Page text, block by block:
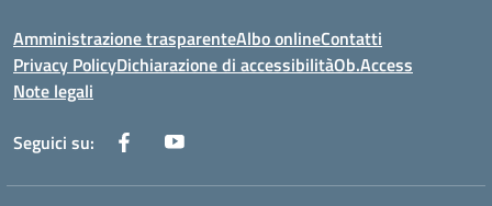
Amministrazione trasparenteAlbo onlineContatti
Privacy PolicyDichiarazione di accessibilitàOb.Access
Note legali
Seguici su: